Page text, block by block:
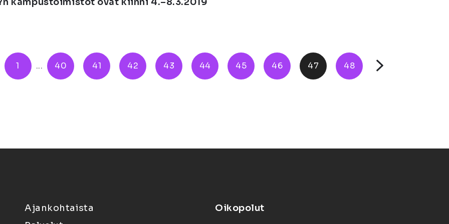
1 ... 40 41 42 43 44 45 46 47 48
Ajankohtaista
Oikopolut